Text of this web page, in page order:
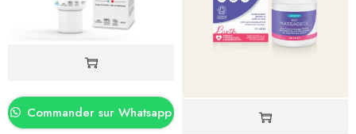
Commander sur Whatsapp